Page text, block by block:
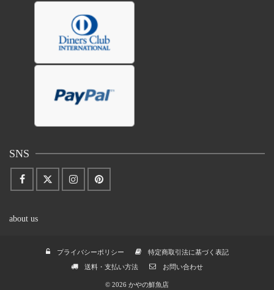
SNS
about us
プライバシーポリシー
特定商取引法に基づく表記
送料・支払い方法
お問い合わせ
© 2026 かやの鮮魚店